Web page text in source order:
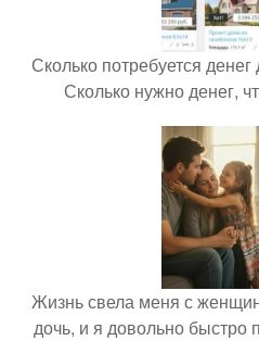
Сколько потребуется
Сколько нужно денег,
Жизнь свела меня с
дочь, и я довольно быстро